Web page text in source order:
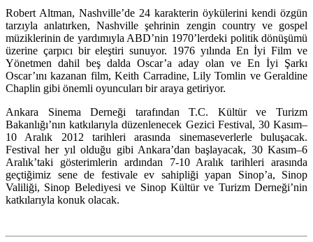
Robert Altman, Nashville’de 24 karakterin öykülerini kendi özgün
tarzıyla anlatırken, Nashville şehrinin zengin country ve gospel
müziklerinin de yardımıyla ABD’nin 1970’lerdeki politik dönüşümü
üzerine çarpıcı bir eleştiri sunuyor. 1976 yılında En İyi Film ve
Yönetmen dahil beş dalda Oscar’a aday olan ve En İyi Şarkı
Oscar’ını kazanan film, Keith Carradine, Lily Tomlin ve Geraldine
Chaplin gibi önemli oyuncuları bir araya getiriyor.
Ankara Sinema Derneği tarafından T.C. Kültür ve Turizm
Bakanlığı’nın katkılarıyla düzenlenecek Gezici Festival, 30 Kasım–
10 Aralık 2012 tarihleri arasında sinemaseverlerle buluşacak.
Festival her yıl olduğu gibi Ankara’dan başlayacak, 30 Kasım–6
Aralık’taki gösterimlerin ardından 7-10 Aralık tarihleri arasında
geçtiğimiz sene de festivale ev sahipliği yapan Sinop’a, Sinop
Valiliği, Sinop Belediyesi ve Sinop Kültür ve Turizm Derneği’nin
katkılarıyla konuk olacak.